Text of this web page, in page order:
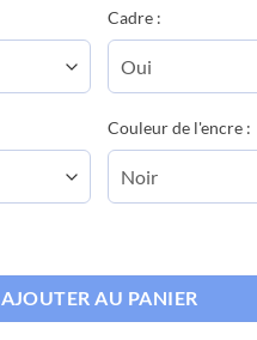
Cadre :
Couleur de l'encre :
AJOUTER AU PANIER